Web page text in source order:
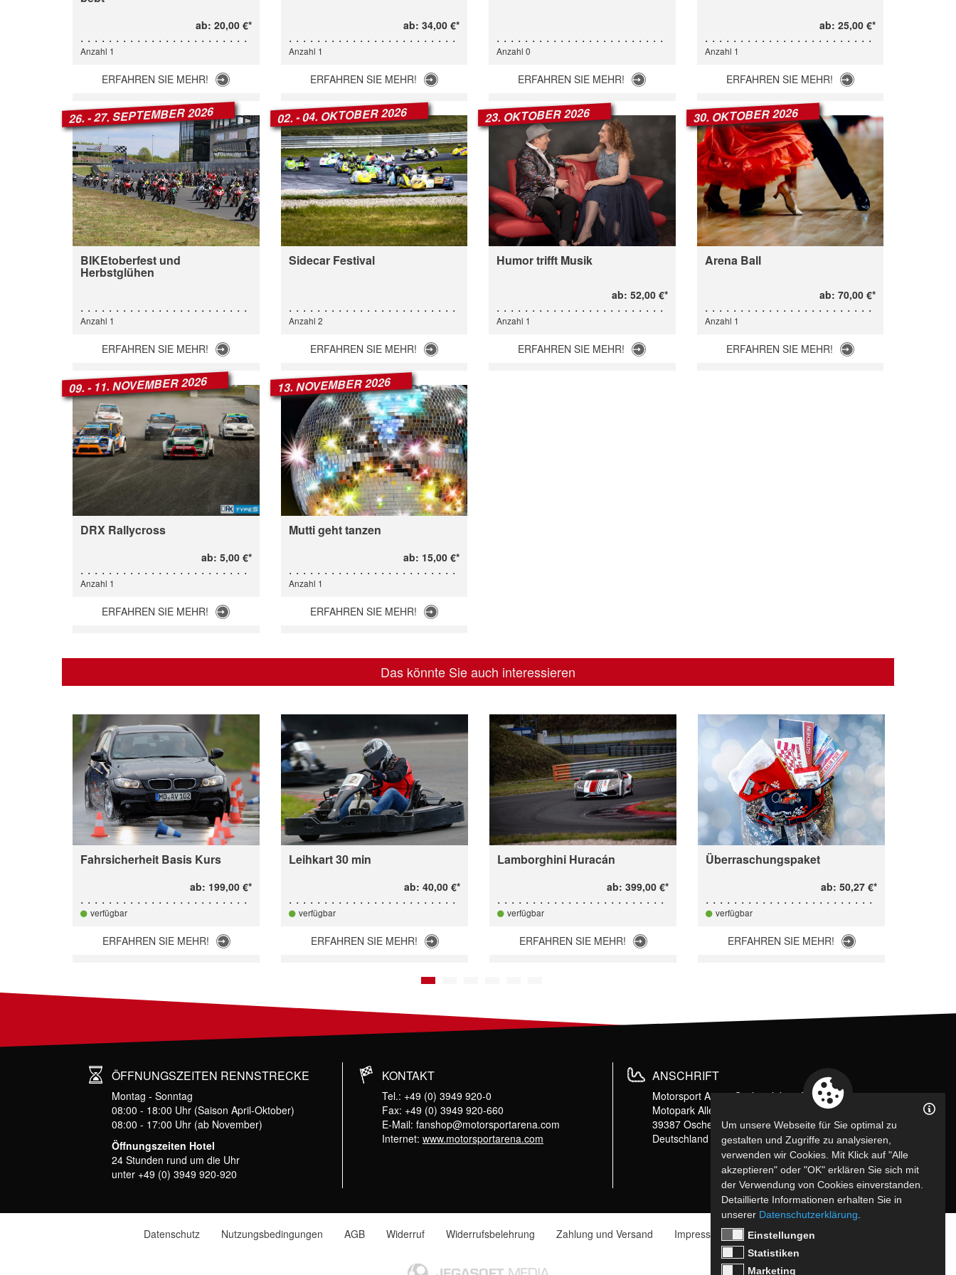
ab: 20,00 €*
Anzahl 1
ERFAHREN SIE MEHR!
ab: 34,00 €*
Anzahl 1
ERFAHREN SIE MEHR!
Anzahl 0
ERFAHREN SIE MEHR!
ab: 25,00 €*
Anzahl 1
ERFAHREN SIE MEHR!
26. - 27. SEPTEMBER 2026
BIKEtoberfest und
Herbstglühen
Anzahl 1
ERFAHREN SIE MEHR!
02. - 04. OKTOBER 2026
Sidecar Festival
Anzahl 2
ERFAHREN SIE MEHR!
23. OKTOBER 2026
Humor trifft Musik
ab: 52,00 €*
Anzahl 1
ERFAHREN SIE MEHR!
30. OKTOBER 2026
Arena Ball
ab: 70,00 €*
Anzahl 1
ERFAHREN SIE MEHR!
09. - 11. NOVEMBER 2026
DRX Rallycross
ab: 5,00 €*
Anzahl 1
ERFAHREN SIE MEHR!
13. NOVEMBER 2026
Mutti geht tanzen
ab: 15,00 €*
Anzahl 1
ERFAHREN SIE MEHR!
Das könnte Sie auch interessieren
Fahrsicherheit Basis Kurs
ab: 199,00 €*
verfügbar
ERFAHREN SIE MEHR!
Leihkart 30 min
ab: 40,00 €*
verfügbar
ERFAHREN SIE MEHR!
Lamborghini Huracán
ab: 399,00 €*
verfügbar
ERFAHREN SIE MEHR!
Überraschungspaket
ab: 50,27 €*
verfügbar
ERFAHREN SIE MEHR!
1
ÖFFNUNGSZEITEN RENNSTRECKE
Montag - Sonntag
08:00 - 18:00 Uhr (Saison April-Oktober)
08:00 - 17:00 Uhr (ab November)
Öffnungszeiten Hotel
24 Stunden rund um die Uhr
unter +49 (0) 3949 920-920
KONTAKT
Tel.: +49 (0) 3949 920-0
Fax: +49 (0) 3949 920-660
E-Mail: fanshop@motorsportarena.com
Internet: www.motorsportarena.com
ANSCHRIFT
Motorsport Arena Oschersleben GmbH
Motopark Allee 20 - 22
39387 Oschersleben
Deutschland
Datenschutz Nutzungsbedingungen AGB Widerruf Widerrufsbelehrung Zahlung und Versand Impressum Barrierefreiheit
Um unsere Webseite für Sie optimal zu
gestalten und Zugriffe zu analysieren,
verwenden wir Cookies. Mit Klick auf "Alle
akzeptieren" oder "OK" erklären Sie sich mit
der Verwendung von Cookies einverstanden.
Detaillierte Informationen erhalten Sie in
unserer Datenschutzerklärung
Einstellungen
Statistiken
Marketing